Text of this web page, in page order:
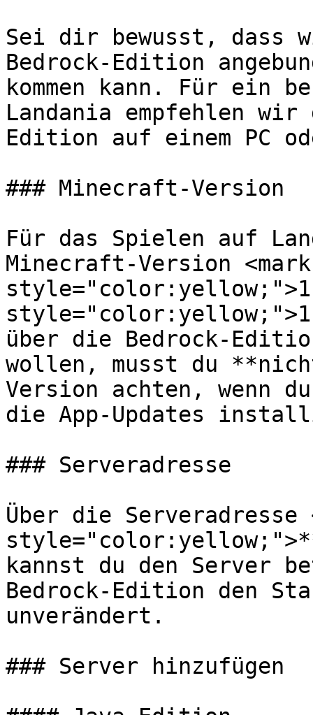
Sei dir bewusst,
Bedrock-Edition
kommen kann. Für ein
Landania empfehlen
Edition auf einem PC
### Minecraft-Version
Für das Spielen auf
Minecraft-Version <mark
über die Bedrock-
wollen, musst du
Version achten, wenn
die App-Updates
### Serveradresse
Über die Serveradresse
kannst du den Server
Bedrock-Edition den
unverändert.
### Server hinzufügen